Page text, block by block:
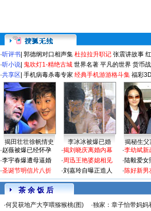
·听评书 郭德纲对口相声集 杜拉拉升职记 张震讲故事
·听小说 鬼吹灯1-精绝古城 世界名著 平凡的世界 货币
·共享区 手机病毒杀毒专家 经典手机游游格斗集 福彩
揭田壮壮徐帆情史 李冰冰被爆已婚
揭秘生父
·赵薇被爆已经怀孕
·李宇春爆遭母逼婚
·圣诞节明信片八折
·揭刘晓庆离婚内幕
·周迅王艳婆媳相见
·刘嘉玲自曝正造人
·李幼斌新
·陆毅爱女
·陈好新男
茶 余 饭 后
·何炅获地产大亨喂猕猴桃(图) ·独家：章子怡带妈妈